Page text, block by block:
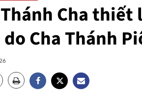
Cha thiết
Cha Thánh